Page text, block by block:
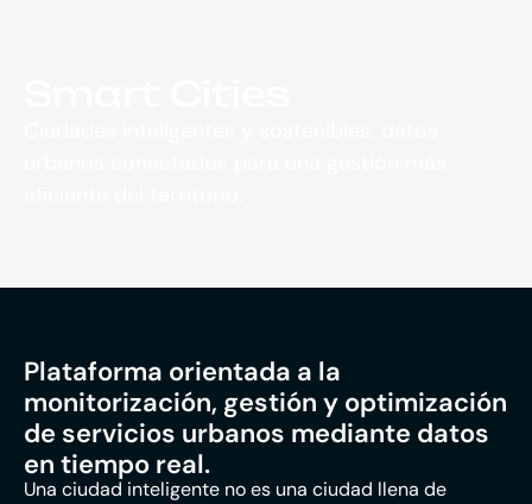
Plataforma orientada a la
monitorización, gestión y optimización
de servicios urbanos mediante datos
en tiempo real.
Una ciudad inteligente no es una ciudad llena de